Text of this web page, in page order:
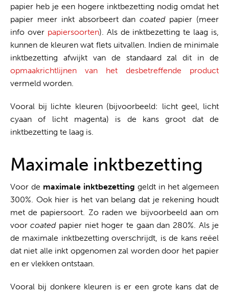
papier heb je een hogere inktbezetting nodig omdat het
papier meer inkt absorbeert dancoated papier (meer
info over papiersoorten). Als de inktbezetting te laag is,
kunnen de kleuren wat flets uitvallen. Indien de minimale
inktbezetting afwijkt van de standaard zal dit in de
opmaakrichtlijnen van het desbetreffende product
vermeld worden.
Vooral bij lichte kleuren (bijvoorbeeld: licht geel, licht
cyaan of licht magenta) is de kans groot dat de
inktbezetting te laag is.
Maximale inktbezetting
Voor de maximale inktbezetting geldt in het algemeen
300%. Ook hier is het van belang dat je rekening houdt
met de papiersoort. Zo raden we bijvoorbeeld aan om
voorcoated papier niet hoger te gaan dan 280%. Als je
de maximale inktbezetting overschrijdt, is de kans reëel
dat niet alle inkt opgenomen zal worden door het papier
en er vlekken ontstaan.
Vooral bij donkere kleuren is er een grote kans dat de